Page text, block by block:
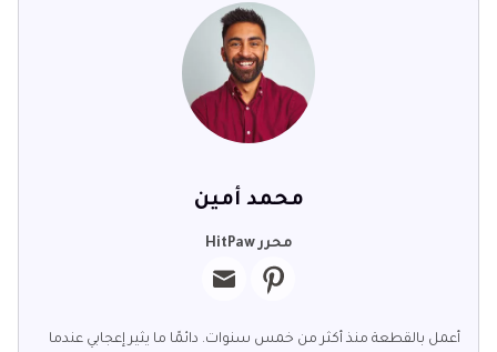
محمد أمين
محرر HitPaw
أعمل بالقطعة منذ أكثر من خمس سنوات. دائمًا ما يثير إعجابي عندما